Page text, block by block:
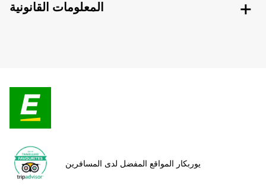
المعلومات القانونية
يوربكار المواقع المفضل لدى المسافرين